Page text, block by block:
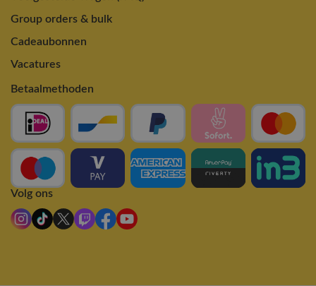
Group orders & bulk
Cadeaubonnen
Vacatures
Betaalmethoden
Volg ons